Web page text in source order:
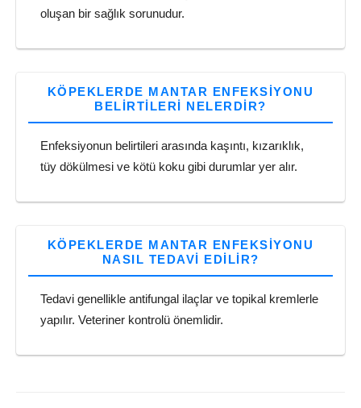
oluşan bir sağlık sorunudur.
KÖPEKLERDE MANTAR ENFEKSIYONU
BELIRTILERI NELERDIR?
Enfeksiyonun belirtileri arasında kaşıntı, kızarıklık,
tüy dökülmesi ve kötü koku gibi durumlar yer alır.
KÖPEKLERDE MANTAR ENFEKSIYONU
NASIL TEDAVI EDILIR?
Tedavi genellikle antifungal ilaçlar ve topikal kremlerle
yapılır. Veteriner kontrolü önemlidir.